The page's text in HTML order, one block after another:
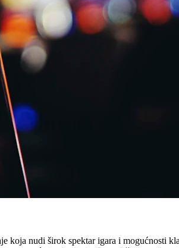
koja nudi širok spektar igara i mogućnosti